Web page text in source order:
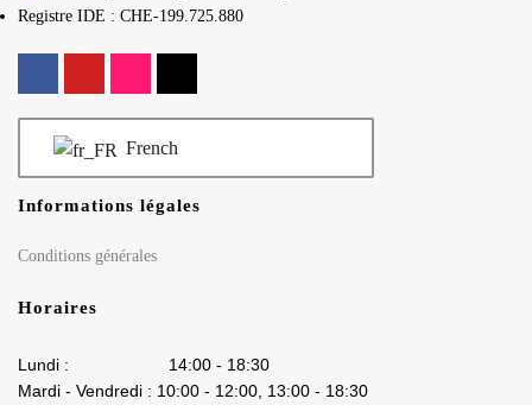
Registre IDE : CHE-199.725.880
French
Informations légales
Conditions générales
Horaires
Lundi : 14:00 - 18:30
Mardi - Vendredi : 10:00 - 12:00, 13:00 - 18:30